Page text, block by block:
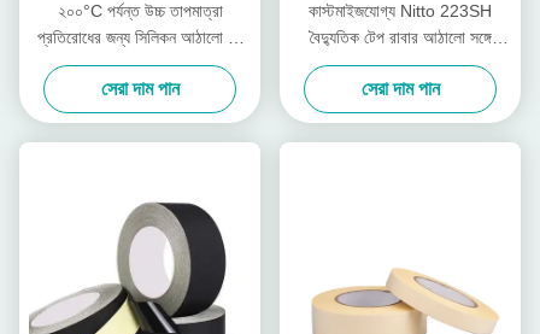
২০০°C পর্যন্ত উচ্চ তাপমাত্রা
প্রতিরোধের জন্য সিলিকন আঠালো সহ
০.০৬ মিমি পুরু পিইটি টেপ
সেরা দাম পান
কাস্টমাইজযোগ্য Nitto 223SH
বৈদ্যুতিক টেপ রাবার আঠালো সঙ্গে
পিভিসি বিচ্ছিন্ন অগ্নি retardant টেপ
সেরা দাম পান